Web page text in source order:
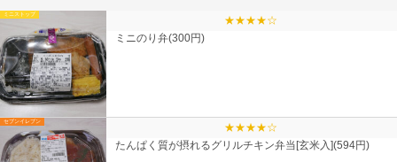
ミニストップ
★★★★☆
ミニのり弁(300円)
セブンイレブン
★★★★☆
たんぱく質が摂れるグリルチキン弁当[玄米入](594円)